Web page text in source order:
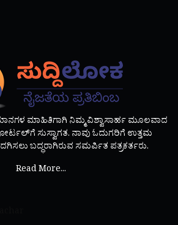
ಮಾಹಿತಿಗಾಗಿ ನಿಮ್ಮ ವಿಶ್ವಾಸಾರ್ಹ ಮೂಲವಾದ
ಸುಸ್ವಾಗತ. ನಾವು ಓದುಗರಿಗೆ ಉತ್ತಮ
ಬದ್ಧರಾಗಿರುವ ಸಮರ್ಪಿತ ಪತ್ರಕರ್ತರು.
Read More...